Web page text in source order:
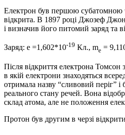
Електрон був першою субатомною
відкрита. В 1897 році Джозеф
і визначив його питомий заряд та
Заряд: е =1,602*10-19 Кл., mе =
Після відкриття електрона
в якій електрони знаходяться
отримала назву “сливовий періг” і
реального стану речей. Вона
склад атома, але не положення
Протон був другим в черзі